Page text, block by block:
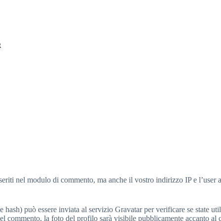
nel modulo di commento, ma anche il vostro indirizzo IP e
può essere inviata al servizio Gravatar per verificare se state
la foto del profilo sarà visibile pubblicamente accanto al